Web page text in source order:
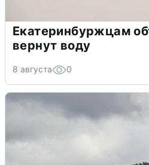
Екатеринбуржцам
вернут воду
8 августа 0